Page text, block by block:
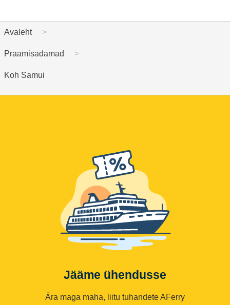
Avaleht
Praamisadamad
Koh Samui
Jääme ühendusse
Ära maga maha, liitu tuhandete AFerry